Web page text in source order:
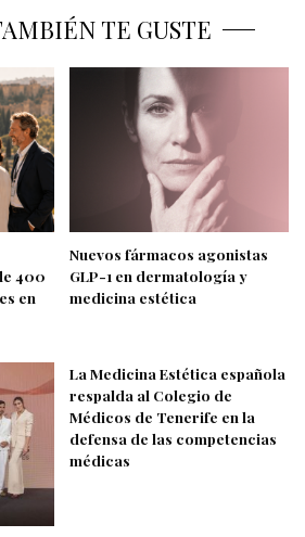
TE GUSTE
400
en
Nuevos fármacos agonistas
GLP-1 en dermatología y
medicina estética
La Medicina Estética española
respalda al Colegio de
Médicos de Tenerife en la
defensa de las competencias
médicas